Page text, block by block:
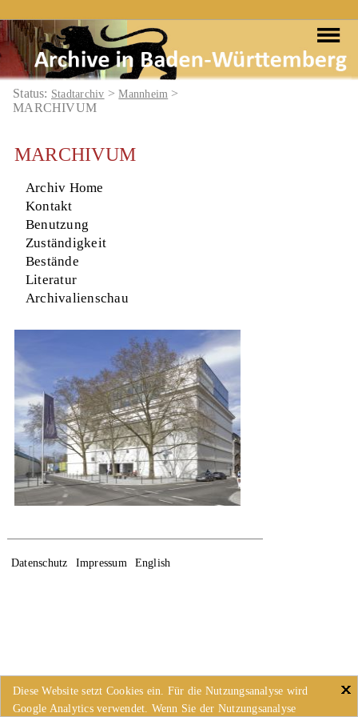
Status: Stadtarchiv >Mannheim >
MARCHIVUM
MARCHIVUM
Archiv Home
Kontakt
Benutzung
Zuständigkeit
Bestände
Literatur
Archivalienschau
Datenschutz Impressum English
Diese Website setzt Cookies ein. Für die Nutzungsanalyse wird
Google Analytics verwendet. Wenn Sie der Nutzungsanalyse